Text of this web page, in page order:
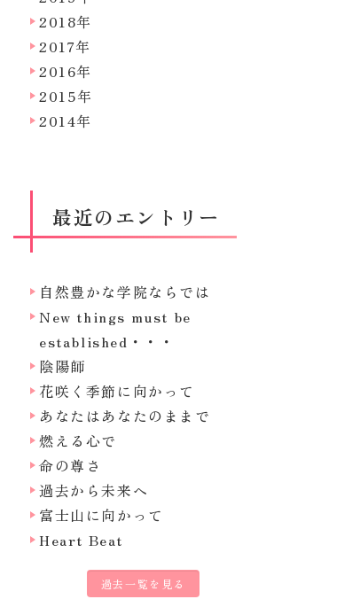
2018年
2017年
2016年
2015年
2014年
最近のエントリー
自然豊かな学院ならでは
New things must be
established・・・
陰陽師
花咲く季節に向かって
あなたはあなたのままで
燃える心で
命の尊さ
過去から未来へ
富士山に向かって
Heart Beat
過去一覧を見る